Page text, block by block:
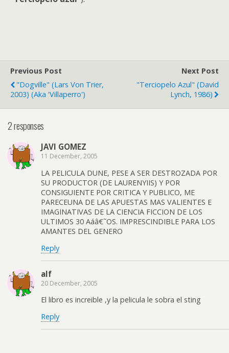
Previous Post
"Dogville" (Lars Von Trier,
2003) (aka 'Villaperro')
Next Post
"Terciopelo Azul" (David
Lynch, 1986)
2 responses
JAVI GOMEZ
11 December, 2005
LA PELICULA DUNE, PESE A SER DESTROZADA POR
SU PRODUCTOR (DE LAURENYIIS) Y POR
CONSIGUIENTE POR CRITICA Y PUBLICO, ME
PARECEUNA DE LAS APUESTAS MAS VALIENTES E
IMAGINATIVAS DE LA CIENCIA FICCION DE LOS
ULTIMOS 30 Aáâ€˜OS. IMPRESCINDIBLE PARA LOS
AMANTES DEL GENERO
Reply
alf
20 December, 2005
El libro es increible ,y la pelicula le sobra el sting
Reply